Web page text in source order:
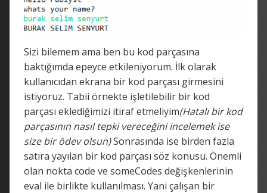
Sizi bilemem ama ben bu kod parçasına
baktığımda epeyce etkileniyorum. İlk olarak
kullanıcıdan ekrana bir kod parçası girmesini
istiyoruz. Tabii örnekte işletilebilir bir kod
parçası eklediğimizi itiraf etmeliyim(Hatalı bir kod
parçasının nasıl tepki vereceğini incelemek ise
size bir ödev olsun)Sonrasında ise birden fazla
satıra yayılan bir kod parçası söz konusu. Önemli
olan nokta code ve someCodes değişkenlerinin
eval ile birlikte kullanılması. Yani çalışan bir